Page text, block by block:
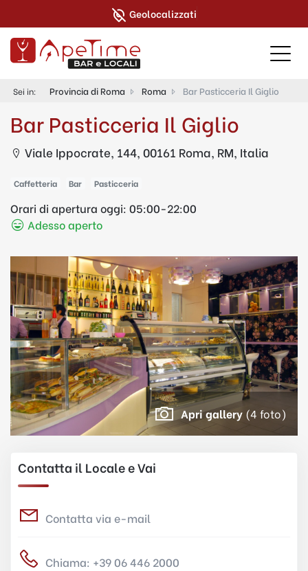
Geolocalizzati
Sei in: Provincia di Roma Roma Bar Pasticceria Il Giglio
Bar Pasticceria Il Giglio
Viale Ippocrate, 144, 00161 Roma, RM, Italia
Caffetteria Bar Pasticceria
Orari di apertura oggi: 05:00-22:00
Adesso aperto
Apri gallery (4 foto)
Contatta il Locale e Vai
Contatta via e-mail
Chiama: +39 06 446 2000